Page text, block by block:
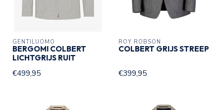
GENTILUOMO
BERGOMI COLBERT
LICHTGRIJS RUIT
€499,95
ROY ROBSON
COLBERT GRIJS STREEP
€399,95